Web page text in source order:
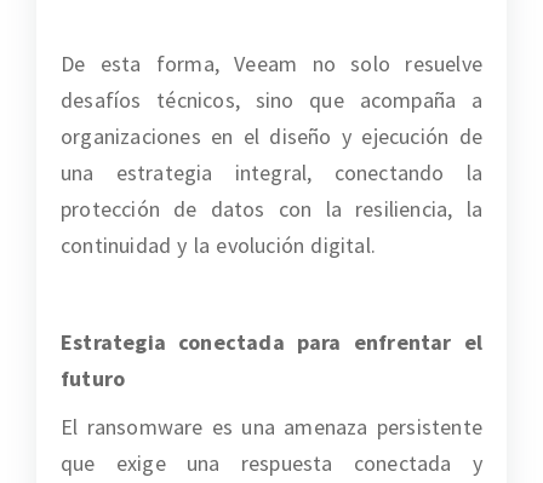
De esta forma, Veeam no solo resuelve
desafíos técnicos, sino que acompaña a
organizaciones en el diseño y ejecución de
una estrategia integral, conectando la
protección de datos con la resiliencia, la
continuidad y la evolución digital.
Estrategia conectada para enfrentar el
futuro
El ransomware es una amenaza persistente
que exige una respuesta conectada y